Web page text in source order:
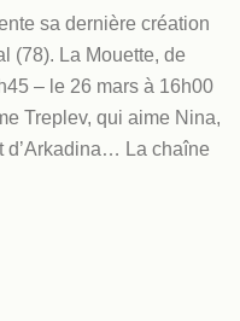
sa dernière création
(78). La Mouette, de
– le 26 mars à 16h00
Treplev, qui aime Nina,
d’Arkadina… La chaîne